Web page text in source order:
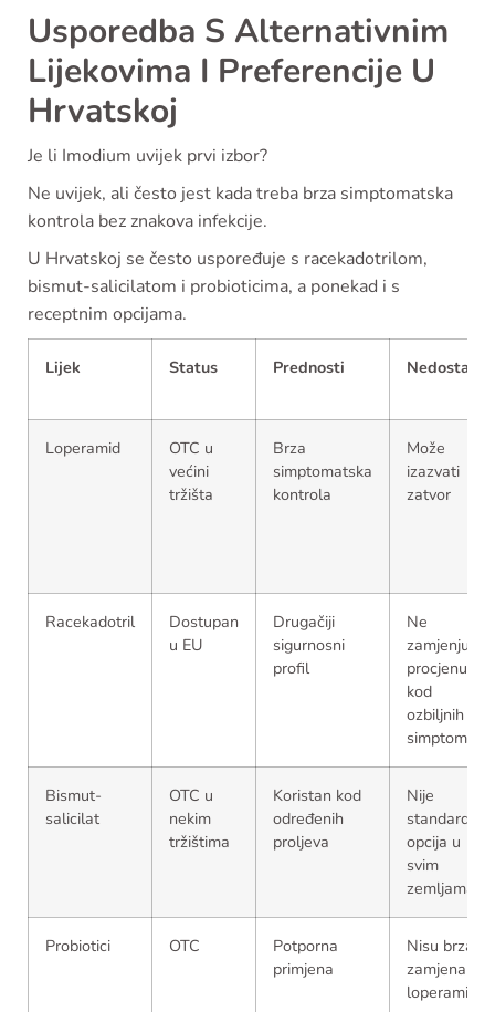
Usporedba S Alternativnim
Lijekovima I Preferencije U
Hrvatskoj
Je li Imodium uvijek prvi izbor?
Ne uvijek, ali često jest kada treba brza simptomatska
kontrola bez znakova infekcije.
U Hrvatskoj se često uspoređuje s racekadotrilom,
bismut-salicilatom i probioticima, a ponekad i s
receptnim opcijama.
Lijek Status Prednosti Nedostaci
Loperamid
OTC u
većini
tržišta
Brza
simptomatska
kontrola
Može
izazvati
zatvor
Racekadotril
Dostupan
u EU
Drugačiji
sigurnosni
profil
Ne
zamjenjuje
procjenu
kod
ozbiljnih
simptoma
Bismut-
salicilat
OTC u
nekim
tržištima
Koristan kod
određenih
proljeva
Nije
standardna
opcija u
svim
zemljama
Probiotici OTC
Potporna
primjena
Nisu brza
zamjena za
loperamid